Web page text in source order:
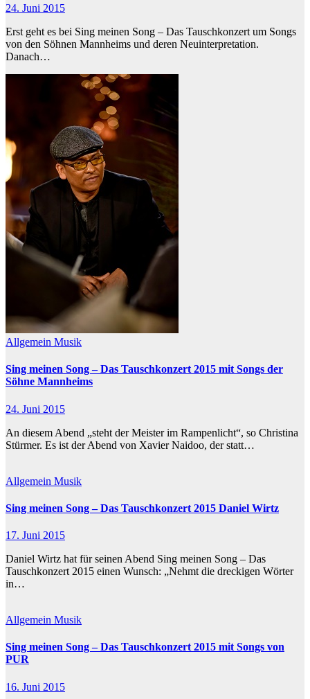
24. Juni 2015
Erst geht es bei Sing meinen Song – Das Tauschkonzert um Songs
von den Söhnen Mannheims und deren Neuinterpretation.
Danach…
Allgemein Musik
Sing meinen Song – Das Tauschkonzert 2015 mit Songs der
Söhne Mannheims
24. Juni 2015
An diesem Abend „steht der Meister im Rampenlicht“, so Christina
Stürmer. Es ist der Abend von Xavier Naidoo, der statt…
Allgemein Musik
Sing meinen Song – Das Tauschkonzert 2015 Daniel Wirtz
17. Juni 2015
Daniel Wirtz hat für seinen Abend Sing meinen Song – Das
Tauschkonzert 2015 einen Wunsch: „Nehmt die dreckigen Wörter
in…
Allgemein Musik
Sing meinen Song – Das Tauschkonzert 2015 mit Songs von
PUR
16. Juni 2015